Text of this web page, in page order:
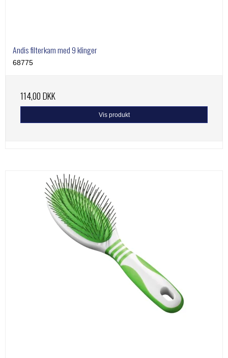
Andis filterkam med 9 klinger
68775
114,00 DKK
Vis produkt